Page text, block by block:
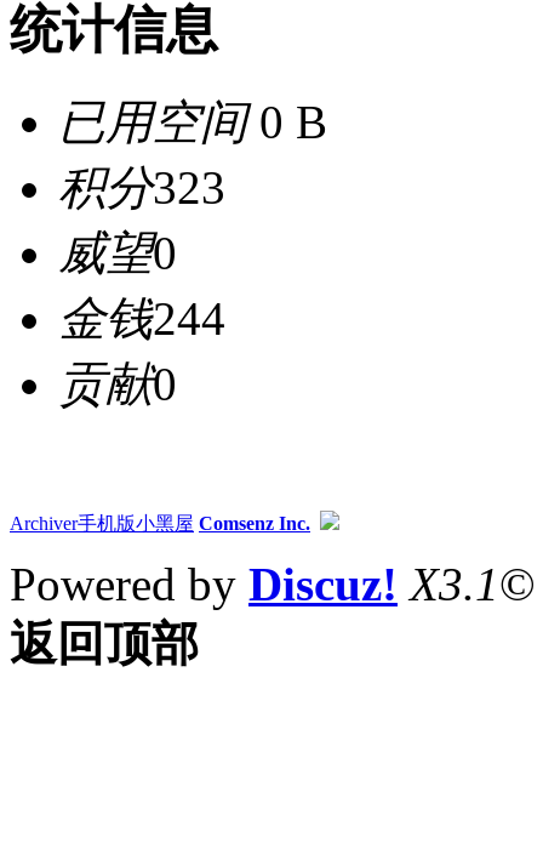
统计信息
已用空间0 B
积分323
威望0
金钱244
贡献0
Archiver手机版小黑屋 Comsenz Inc.
Powered by Discuz! X3.1©
返回顶部